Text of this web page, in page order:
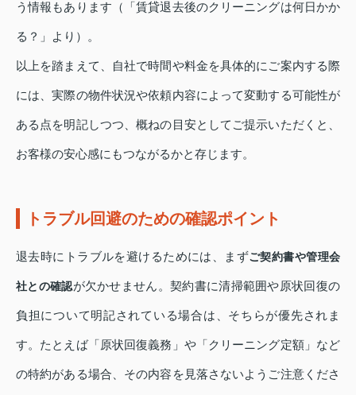
う情報もあります（「賃貸退去後のクリーニングは何日かか
る？」より）。
以上を踏まえて、自社で時間や料金を具体的にご案内する際
には、実際の物件状況や依頼内容によって変動する可能性が
ある点を明記しつつ、概ねの目安としてご提示いただくと、
お客様の安心感にもつながるかと存じます。
トラブル回避のための確認ポイント
退去時にトラブルを避けるためには、まずご契約書や管理会
社との確認が欠かせません。契約書に清掃範囲や原状回復の
負担について明記されている場合は、そちらが優先されま
す。たとえば「原状回復義務」や「クリーニング定額」など
の特約がある場合、その内容を見落さないようご注意くださ